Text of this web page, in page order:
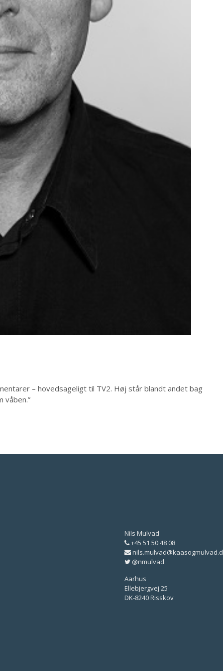
– hovedsageligt til TV2. Høj står blandt andet bag
våben.”
Nils Mulvad
+45 51 50 48 08
@nmulvad
Aarhus
Ellebjergvej 25
DK-8240 Risskov